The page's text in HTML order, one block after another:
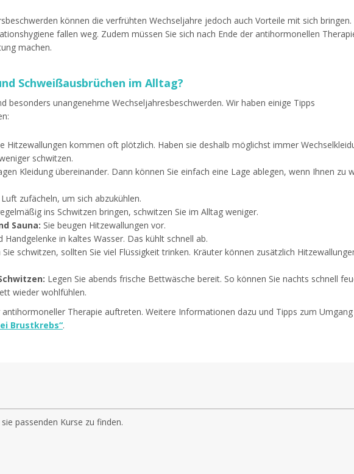
können die verfrühten Wechseljahre jedoch auch Vorteile mit sich bringen.
fallen weg. Zudem müssen Sie sich nach Ende der antihormonellen
machen.
Schweißausbrüchen im Alltag?
besonders unangenehme Wechseljahresbeschwerden. Wir haben einige Tipps
Hitzewallungen kommen oft plötzlich. Haben sie deshalb möglichst immer
schwitzen.
Kleidung übereinander. Dann können Sie einfach eine Lage ablegen, wenn Ihnen zu
zufächeln, um sich abzukühlen.
ins Schwitzen bringen, schwitzen Sie im Alltag weniger.
Sauna: Sie beugen Hitzewallungen vor.
Handgelenke in kaltes Wasser. Das kühlt schnell ab.
Sie schwitzen, sollten Sie viel Flüssigkeit trinken. Kräuter können zusätzlich
Legen Sie abends frische Bettwäsche bereit. So können Sie nachts schnell
wieder wohlfühlen.
Therapie auftreten. Weitere Informationen dazu und Tipps zum
Brustkrebs“.
passenden Kurse zu finden.